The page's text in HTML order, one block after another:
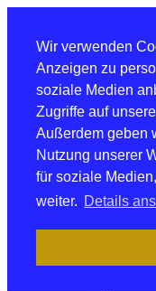
Wir verwenden
Anzeigen zu
soziale Medien
Zugriffe auf
Außerdem geben
Nutzung unserer
für soziale
weiter. Details